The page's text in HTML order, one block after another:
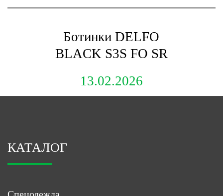
Ботинки DELFO
BLACK S3S FO SR
13.02.2026
КАТАЛОГ